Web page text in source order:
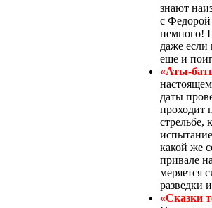
знают
с
немного!
даже если
еще и
«Аты-
даты
проходит
стрельбе,
какой же
привале
меряется
разведки
«Сказки